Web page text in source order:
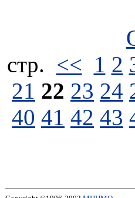
стp. << 1 2
21 22 23 24
40 41 42 43